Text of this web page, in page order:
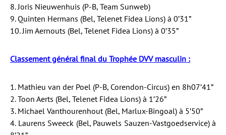
8. Joris Nieuwenhuis (P-B, Team Sunweb)
9. Quinten Hermans (Bel, Telenet Fidea Lions) à 0’31”
10. Jim Aernouts (Bel, Telenet Fidea Lions) à 0’35”
Classement général final du Trophée DVV masculin :
1. Mathieu van der Poel (P-B, Corendon-Circus) en 8h07’41”
2. Toon Aerts (Bel, Telenet Fidea Lions) à 1’26”
3. Michael Vanthourenhout (Bel, Marlux-Bingoal) à 5’50”
4. Laurens Sweeck (Bel, Pauwels Sauzen-Vastgoedservice) à